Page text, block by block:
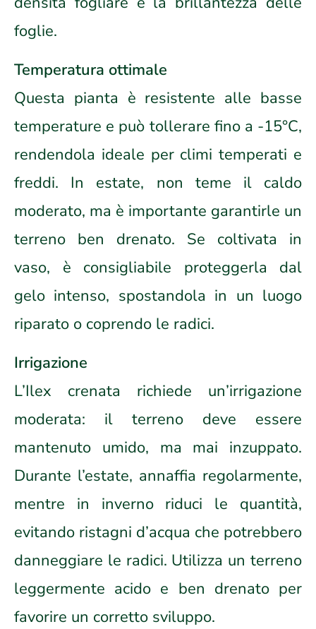
foglie.
Temperatura ottimale
Questa pianta è resistente alle basse
temperature e può tollerare fino a -15°C,
rendendola ideale per climi temperati e
freddi. In estate, non teme il caldo
moderato, ma è importante garantirle un
terreno ben drenato. Se coltivata in
vaso, è consigliabile proteggerla dal
gelo intenso, spostandola in un luogo
riparato o coprendo le radici.
Irrigazione
L’Ilex crenata richiede un’irrigazione
moderata: il terreno deve essere
mantenuto umido, ma mai inzuppato.
Durante l’estate, annaffia regolarmente,
mentre in inverno riduci le quantità,
evitando ristagni d’acqua che potrebbero
danneggiare le radici. Utilizza un terreno
leggermente acido e ben drenato per
favorire un corretto sviluppo.